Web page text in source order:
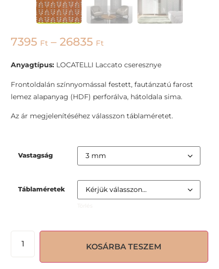
7395 Ft – 26835 Ft
Anyagtípus: LOCATELLI Laccato cseresznye
Frontoldalán színnyomással festett, fautánzatú farost
lemez alapanyag (HDF) perforálva, hátoldala sima.
Az ár megjelenítéséhez válasszon táblaméretet.
Vastagság
Táblaméretek
KOSÁRBA TESZEM